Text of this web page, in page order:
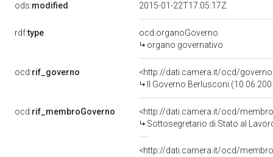
ods:modified 2015-01-22T17:05:17Z
rdf:type
ocd:organoGoverno
organo governativo
ocd:rif_governo
<http://dati.camera.it/ocd/
II Governo Berlusconi
ocd:rif_membroGoverno
<http://dati.camera.it/ocd/
Sottosegretario di Stato al
<http://dati.camera.it/ocd/